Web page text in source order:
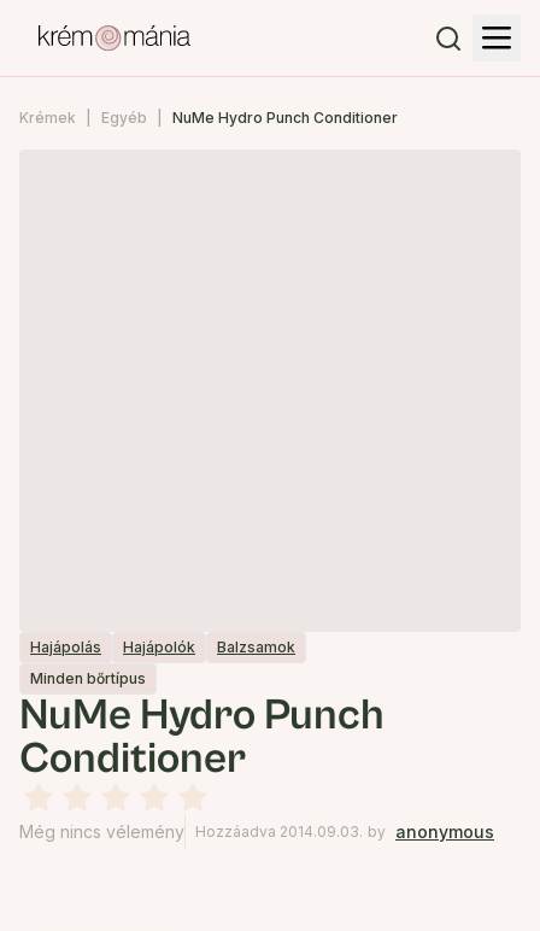
Krémek Egyéb NuMe Hydro Punch Conditioner
Hajápolás Hajápolók
Balzsamok
Minden bőrtípus
NuMe Hydro Punch
Conditioner
Még nincs vélemény Hozzáadva 2014.09.03. by anonymous